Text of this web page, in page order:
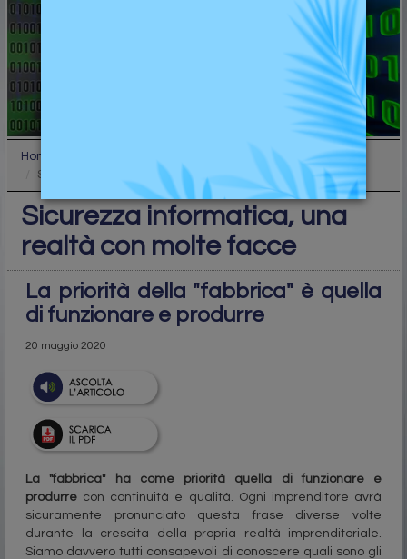
Home
Sicurezza informatica, una realtà con molte facce
Sicurezza informatica, una
realtà con molte facce
La priorità della "fabbrica" è quella
di funzionare e produrre
20 maggio 2020
La "fabbrica" ha come priorità quella di funzionare e
produrre con continuità e qualità. Ogni imprenditore avrà
sicuramente pronunciato questa frase diverse volte
durante la crescita della propria realtà imprenditoriale.
Siamo davvero tutti consapevoli di conoscere quali sono gli